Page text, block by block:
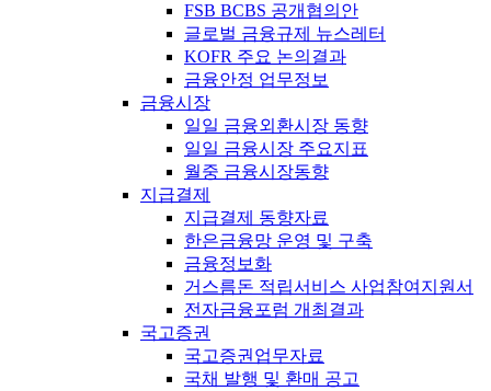
FSB BCBS 공개협의안
글로벌 금융규제 뉴스레터
KOFR 주요 논의결과
금융안정 업무정보
금융시장
일일 금융외환시장 동향
일일 금융시장 주요지표
월중 금융시장동향
지급결제
지급결제 동향자료
한은금융망 운영 및 구축
금융정보화
거스름돈 적립서비스 사업참여지원서
전자금융포럼 개최결과
국고증권
국고증권업무자료
국채 발행 및 환매 공고